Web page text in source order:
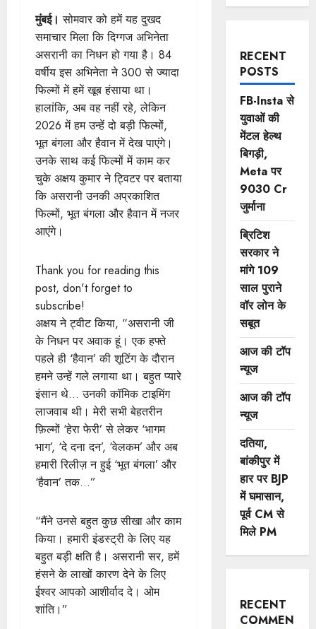
मुंबई। सोमवार को हमें यह दुखद
समाचार मिला कि दिग्गज अभिनेता
असरानी का निधन हो गया है। 84
वर्षीय इस अभिनेता ने 300 से ज्यादा
फिल्मों में हमें खूब हंसाया था।
हालांकि, अब वह नहीं रहे, लेकिन
2026 में हम उन्हें दो बड़ी फिल्मों,
भूत बंगला और हैवान में देख पाएंगे।
उनके साथ कई फिल्मों में काम कर
चुके अक्षय कुमार ने ट्विटर पर बताया
कि असरानी उनकी अप्रकाशित
फिल्मों, भूत बंगला और हैवान में नजर
आएंगे।
Thank you for reading this
post, don't forget to
subscribe!
अक्षय ने ट्वीट किया, “असरानी जी
के निधन पर अवाक हूं। एक हफ्ते
पहले ही ‘हैवान’ की शूटिंग के दौरान
हमने उन्हें गले लगाया था। बहुत प्यारे
इंसान थे… उनकी कॉमिक टाइमिंग
लाजवाब थी। मेरी सभी बेहतरीन
फ़िल्मों ‘हेरा फेरी’ से लेकर ‘भागम
भाग’, ‘दे दना दन’, ‘वेलकम’ और अब
हमारी रिलीज़ न हुई ‘भूत बंगला’ और
‘हैवान’ तक…”
“मैंने उनसे बहुत कुछ सीखा और काम
किया। हमारी इंडस्ट्री के लिए यह
बहुत बड़ी क्षति है। असरानी सर, हमें
हंसने के लाखों कारण देने के लिए
ईश्वर आपको आशीर्वाद दे। ओम
शांति।”
RECENT
POSTS
FB-Insta से
युवाओं की
मेंटल हेल्थ
बिगड़ी,
Meta पर
9030 Cr
जुर्माना
ब्रिटिश
सरकार ने
मांगे 109
साल पुराने
वॉर लोन के
सबूत
आज की टॉप
न्यूज
आज की टॉप
न्यूज
दतिया,
बांकीपुर में
हार पर BJP
में घमासान,
पूर्व CM से
मिले PM
RECENT
COMMENTS